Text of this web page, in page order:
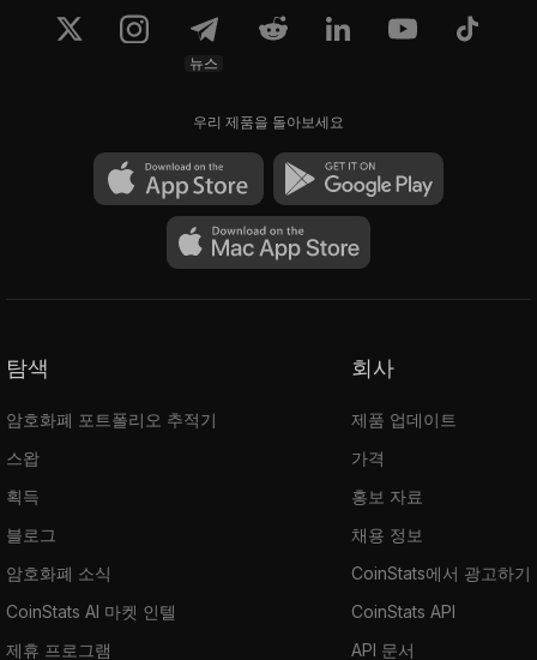
뉴스
우리 제품을 돌아보세요
탐색
암호화폐 포트폴리오 추적기
스왑
획득
블로그
암호화폐 소식
CoinStats AI 마켓 인텔
제휴 프로그램
회사
제품 업데이트
가격
홍보 자료
채용 정보
CoinStats에서 광고하기
CoinStats API
API 문서